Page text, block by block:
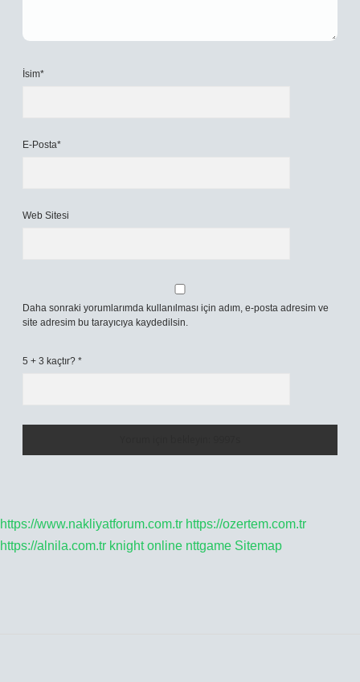
İsim*
E-Posta*
Web Sitesi
Daha sonraki yorumlarımda kullanılması için adım, e-posta adresim ve
site adresim bu tarayıcıya kaydedilsin.
5 + 3 kaçtır? *
https://www.nakliyatforum.com.tr https://ozertem.com.tr
https://alnila.com.tr knight online nttgame Sitemap